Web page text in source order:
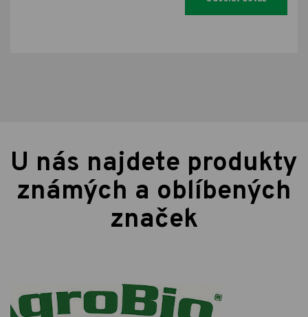
U nás najdete produkty
známých a oblíbených
značek